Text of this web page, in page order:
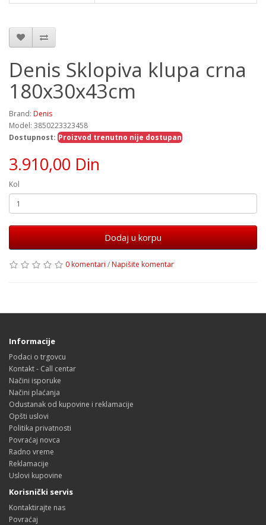
Denis Sklopiva klupa crna
180x30x43cm
Brand: Denis
Model: 3850223323458
Dostupnost: Proizvod trenutno nije dostupan
3.910,00 Din
Kol
Dodaj u korpu
0 komentari /Napišite komentar
Informacije
Podaci o trgovcu
Kontakt - Call centar
Načini isporuke
Načini plaćanja
Odustanak od kupovine i reklamacije
Opšti uslovi
Politika privatnosti
Povraćaj novca
Radno vreme
Reklamacije
Uslovi kupovine
Korisnički servis
Kontaktirajte nas
Povraćaj